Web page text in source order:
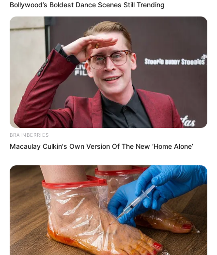
ABOUT THE AUTHOR
เจ้าหมอดู
เนื้อหาที่ได้รับการโปรโมต
Bollywood’s Boldest Dance Scenes Still Trending
BRAINBERRIES
Macaulay Culkin's Own Version Of The New ‘Home Alone’